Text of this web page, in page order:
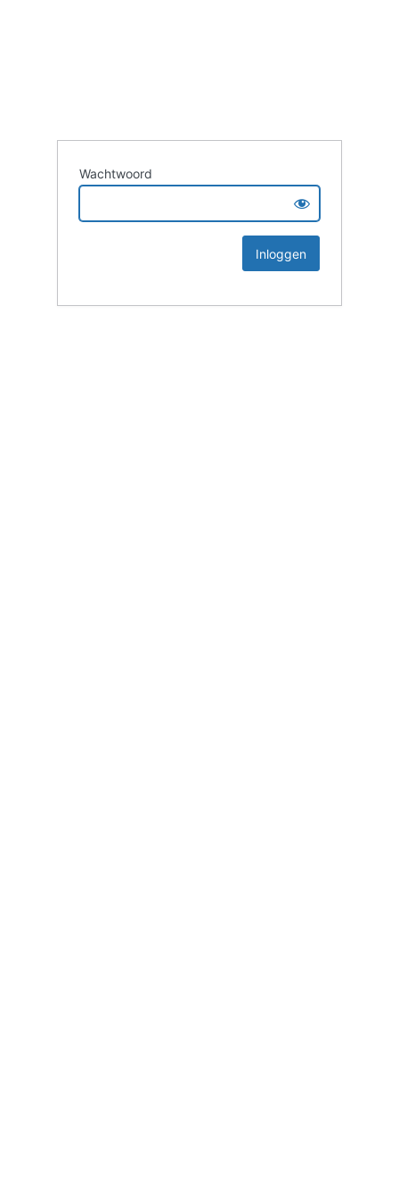
Wachtwoord